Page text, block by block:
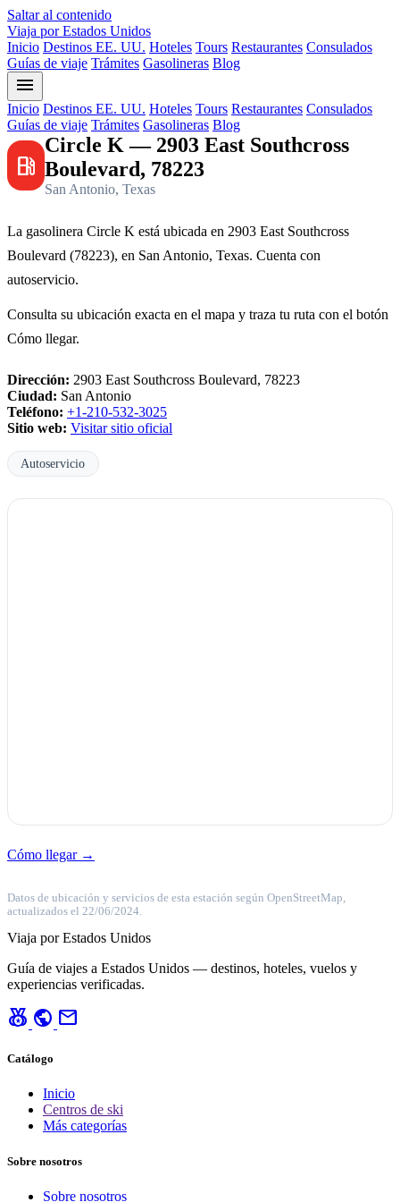
Saltar al contenido
Viaja por Estados Unidos
Inicio Destinos EE. UU. Hoteles Tours Restaurantes Consulados
Guías de viaje Trámites Gasolineras Blog
menu
Inicio Destinos EE. UU. Hoteles Tours Restaurantes Consulados
Guías de viaje Trámites Gasolineras Blog
local_gas_station
Circle K — 2903 East Southcross
Boulevard, 78223
San Antonio, Texas
La gasolinera Circle K está ubicada en 2903 East Southcross
Boulevard (78223), en San Antonio, Texas. Cuenta con
autoservicio.
Consulta su ubicación exacta en el mapa y traza tu ruta con el botón
Cómo llegar.
Dirección: 2903 East Southcross Boulevard, 78223
Ciudad: San Antonio
Teléfono: +1-210-532-3025
Sitio web: Visitar sitio oficial
Autoservicio
Cómo llegar →
Datos de ubicación y servicios de esta estación según OpenStreetMap,
actualizados el 22/06/2024.
Viaja por Estados Unidos
Guía de viajes a Estados Unidos — destinos, hoteles, vuelos y
experiencias verificadas.
social_leaderboard public mail
Catálogo
Inicio
Centros de ski
Más categorías
Sobre nosotros
Sobre nosotros